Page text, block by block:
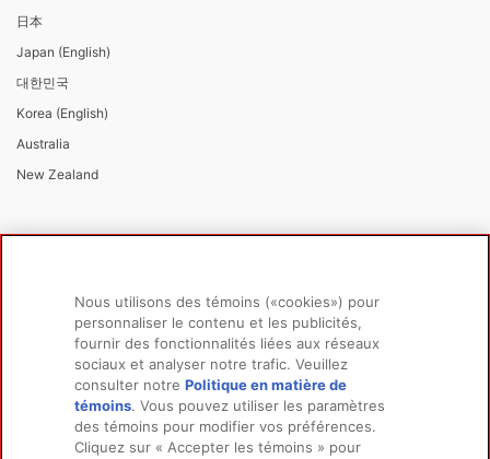
日本
Japan (English)
대한민국
Korea (English)
Australia
New Zealand
PRODUITS
Pour chiens
Pour chats
EN SAVOIR PLUS
À propos de nous
FAQ
Nous utilisons des témoins («cookies») pour
personnaliser le contenu et les publicités,
fournir des fonctionnalités liées aux réseaux
sociaux et analyser notre trafic. Veuillez
consulter notrePolitique en matière de
témoins(opens in a new tab)
. Vous pouvez utiliser les paramètres
des témoins pour modifier vos préférences.
Cliquez sur « Accepter les témoins » pour